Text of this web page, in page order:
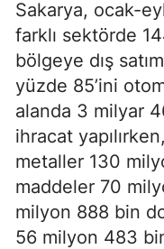
Sakarya, ocak-
farklı sektörde
bölgeye dış
yüzde 85’ini
alanda 3 milyar
ihracat
metaller 130
maddeler 70
milyon 888 bin
56 milyon 483